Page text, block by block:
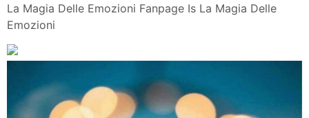
La Magia Delle Emozioni Fanpage Is La Magia Delle
Emozioni